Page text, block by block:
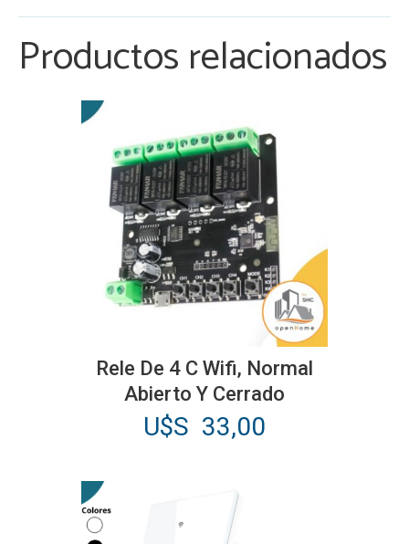
Productos relacionados
Rele De 4 C Wifi, Normal
Abierto Y Cerrado
U$S 33,00